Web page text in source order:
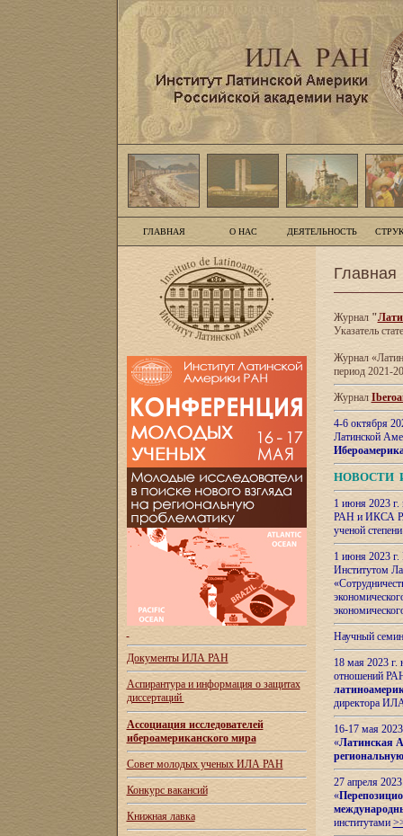
ГЛАВНАЯ О НАС ДЕЯТЕЛЬНОСТЬ
Документы ИЛА РАН
Аспирантура и информация о защитах
диссертаций
Ассоциация исследователей
ибероамериканского мира
Совет молодых ученых ИЛА РАН
Конкурс вакансий
Книжная лавка
Главная
Журнал"
Указатель
Журнал
период 2021-
Журнал
4-6 октября
Латинской
НОВОСТИ
1 июня 2023
РАН и ИКСА
ученой
1 июня 2023
Институтом
Научный
18 мая 2023
отношений
директора
16-17 мая
«Латинская
27 апреля
«
институтами